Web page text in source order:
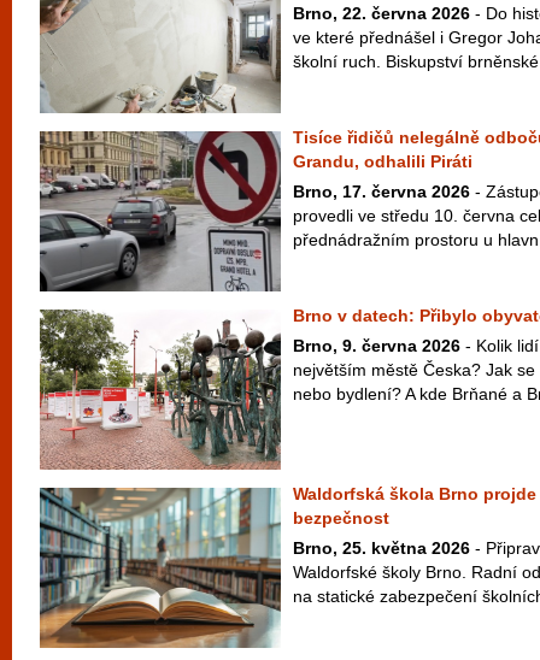
Brno, 22. června 2026 - Do
ve které přednášel i Gregor
školní ruch. Biskupství
Tisíce řidičů nelegálně
Grandu, odhalili Piráti
Brno, 17. června 2026 -
provedli ve středu 10. června
přednádražním prostoru u
Brno v datech: Přibylo
Brno, 9. června 2026 - Kolik
největším městě Česka? Jak
nebo bydlení? A kde Brňané a
Waldorfská škola Brno
bezpečnost
Brno, 25. května 2026 -
Waldorfské školy Brno. Radní
na statické zabezpečení